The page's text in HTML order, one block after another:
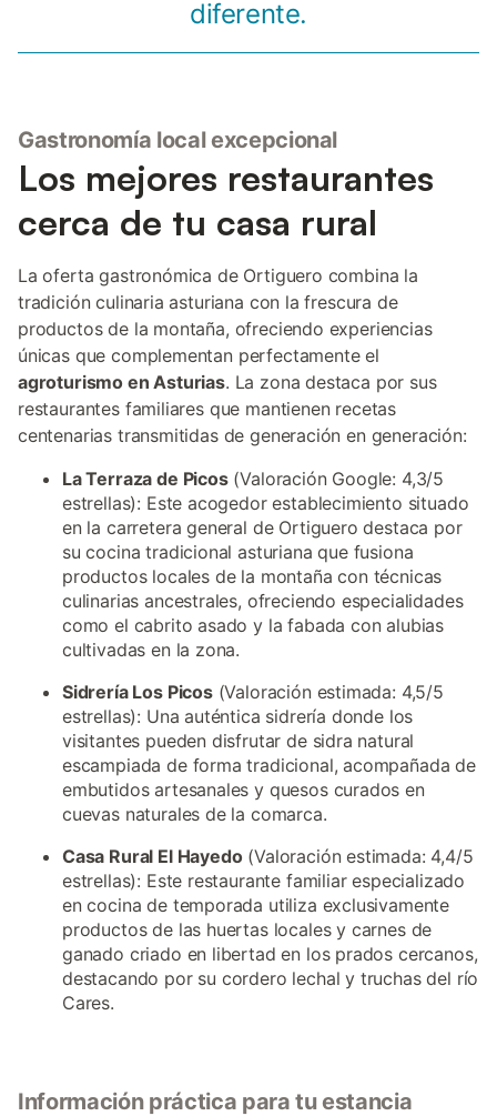
diferente.
Gastronomía local excepcional
Los mejores restaurantes
cerca de tu casa rural
La oferta gastronómica de Ortiguero combina la
tradición culinaria asturiana con la frescura de
productos de la montaña, ofreciendo experiencias
únicas que complementan perfectamente el
agroturismo en Asturias. La zona destaca por sus
restaurantes familiares que mantienen recetas
centenarias transmitidas de generación en generación:
La Terraza de Picos(Valoración Google: 4,3/5
estrellas): Este acogedor establecimiento situado
en la carretera general de Ortiguero destaca por
su cocina tradicional asturiana que fusiona
productos locales de la montaña con técnicas
culinarias ancestrales, ofreciendo especialidades
como el cabrito asado y la fabada con alubias
cultivadas en la zona.
Sidrería Los Picos(Valoración estimada: 4,5/5
estrellas): Una auténtica sidrería donde los
visitantes pueden disfrutar de sidra natural
escampiada de forma tradicional, acompañada de
embutidos artesanales y quesos curados en
cuevas naturales de la comarca.
Casa Rural El Hayedo(Valoración estimada: 4,4/5
estrellas): Este restaurante familiar especializado
en cocina de temporada utiliza exclusivamente
productos de las huertas locales y carnes de
ganado criado en libertad en los prados cercanos,
destacando por su cordero lechal y truchas del río
Cares.
Información práctica para tu estancia